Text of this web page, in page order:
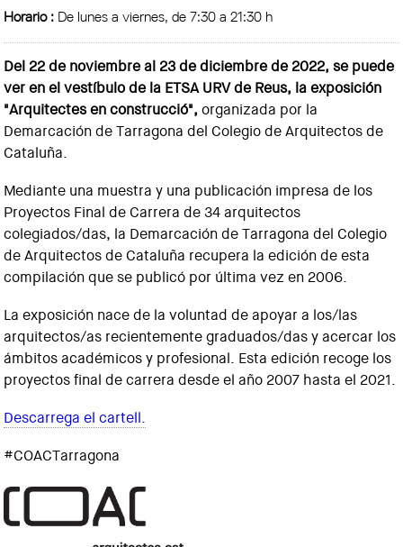
Horario : De lunes a viernes, de 7:30 a 21:30 h
Del 22 de noviembre al 23 de diciembre de 2022, se puede
ver en el vestíbulo de la ETSA URV de Reus, la exposición
"Arquitectes en construcció", organizada por la
Demarcación de Tarragona del Colegio de Arquitectos de
Cataluña.
Mediante una muestra y una publicación impresa de los
Proyectos Final de Carrera de 34 arquitectos
colegiados/das, la Demarcación de Tarragona del Colegio
de Arquitectos de Cataluña recupera la edición de esta
compilación que se publicó por última vez en 2006.
La exposición nace de la voluntad de apoyar a los/las
arquitectos/as recientemente graduados/das y acercar los
ámbitos académicos y profesional. Esta edición recoge los
proyectos final de carrera desde el año 2007 hasta el 2021.
Descarrega el cartell.
#COACTarragona